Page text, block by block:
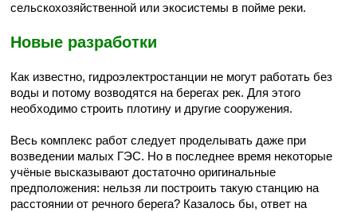
сельскохозяйственной или экосистемы в пойме реки.
Новые разработки
Как известно, гидроэлектростанции не могут работать без
воды и потому возводятся на берегах рек. Для этого
необходимо строить плотину и другие сооружения.
Весь комплекс работ следует проделывать даже при
возведении малых ГЭС. Но в последнее время некоторые
учёные высказывают достаточно оригинальные
предположения: нельзя ли построить такую станцию на
расстоянии от речного берега? Казалось бы, ответ на